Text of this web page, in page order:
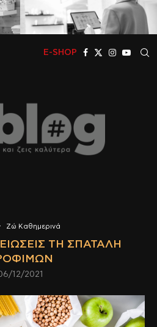
E-SHOP
Ζώ Καθημερινά
ΤΗ ΣΠΑΤΆΛΗ
12/2021